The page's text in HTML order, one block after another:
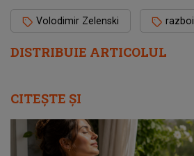
DISTRIBUIE ARTICOLUL
Volodimir Zelenski razboi
CITEȘTE ȘI